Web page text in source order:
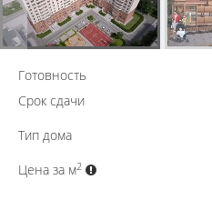
Готовность
Срок сдачи
Тип дома
Цена за м2